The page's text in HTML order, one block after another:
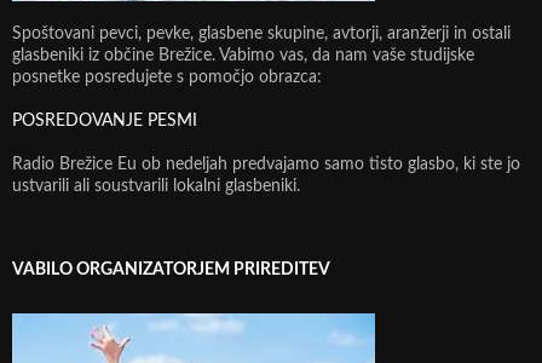
Spoštovani pevci, pevke, glasbene skupine, avtorji, aranžerji in ostali
glasbeniki iz občine Brežice. Vabimo vas, da nam vaše studijske
posnetke posredujete s pomočjo obrazca:
POSREDOVANJE PESMI
Radio Brežice Eu ob nedeljah predvajamo samo tisto glasbo, ki ste jo
ustvarili ali soustvarili lokalni glasbeniki.
VABILO ORGANIZATORJEM PRIREDITEV